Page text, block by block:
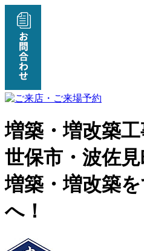
増築・増改築
世保市・波佐
増築・増改築
へ！